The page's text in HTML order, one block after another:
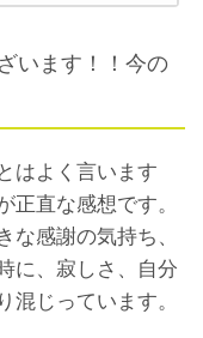
います！！今の
はよく言います
正直な感想です。
な感謝の気持ち、
に、寂しさ、自分
混じっています。